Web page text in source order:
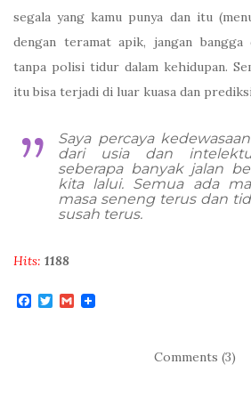
segala yang kamu punya dan itu
dengan teramat apik, jangan
tanpa polisi tidur dalam kehidupan.
itu bisa terjadi di luar kuasa dan
Saya percaya
dari usia dan
seberapa banyak jalan
kita lalui. Semua ada
masa seneng terus dan
susah terus.
Hits: 1188
F
T
G
Comments (3)